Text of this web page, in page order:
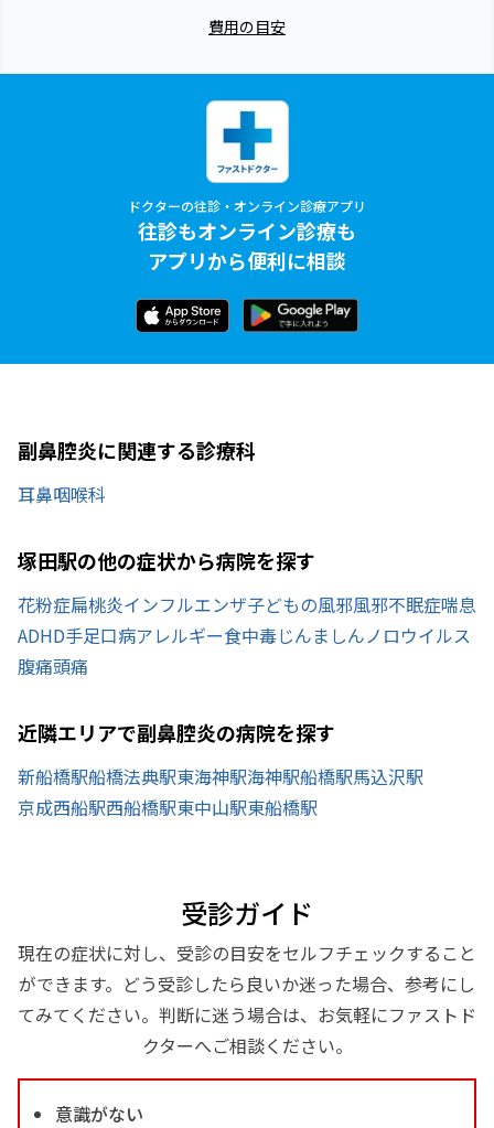
費用の目安
ドクターの往診・オンライン診療アプリ
往診もオンライン診療も
アプリから便利に相談
副鼻腔炎に関連する診療科
耳鼻咽喉科
塚田駅の他の症状から病院を探す
花粉症扁桃炎インフルエンザ子どもの風邪風邪不眠症喘息
ADHD手足口病アレルギー食中毒じんましんノロウイルス
腹痛頭痛
近隣エリアで副鼻腔炎の病院を探す
新船橋駅船橋法典駅東海神駅海神駅船橋駅馬込沢駅
京成西船駅西船橋駅東中山駅東船橋駅
受診ガイド
現在の症状に対し、受診の目安をセルフチェックすること
ができます。どう受診したら良いか迷った場合、参考にし
てみてください。判断に迷う場合は、お気軽にファストド
クターへご相談ください。
意識がない